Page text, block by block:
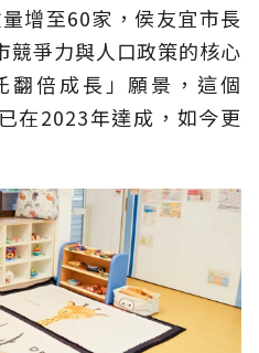
增至60家，侯友宜市長
競爭力與人口政策的核心
翻倍成長」願景，這個
在2023年達成，如今更